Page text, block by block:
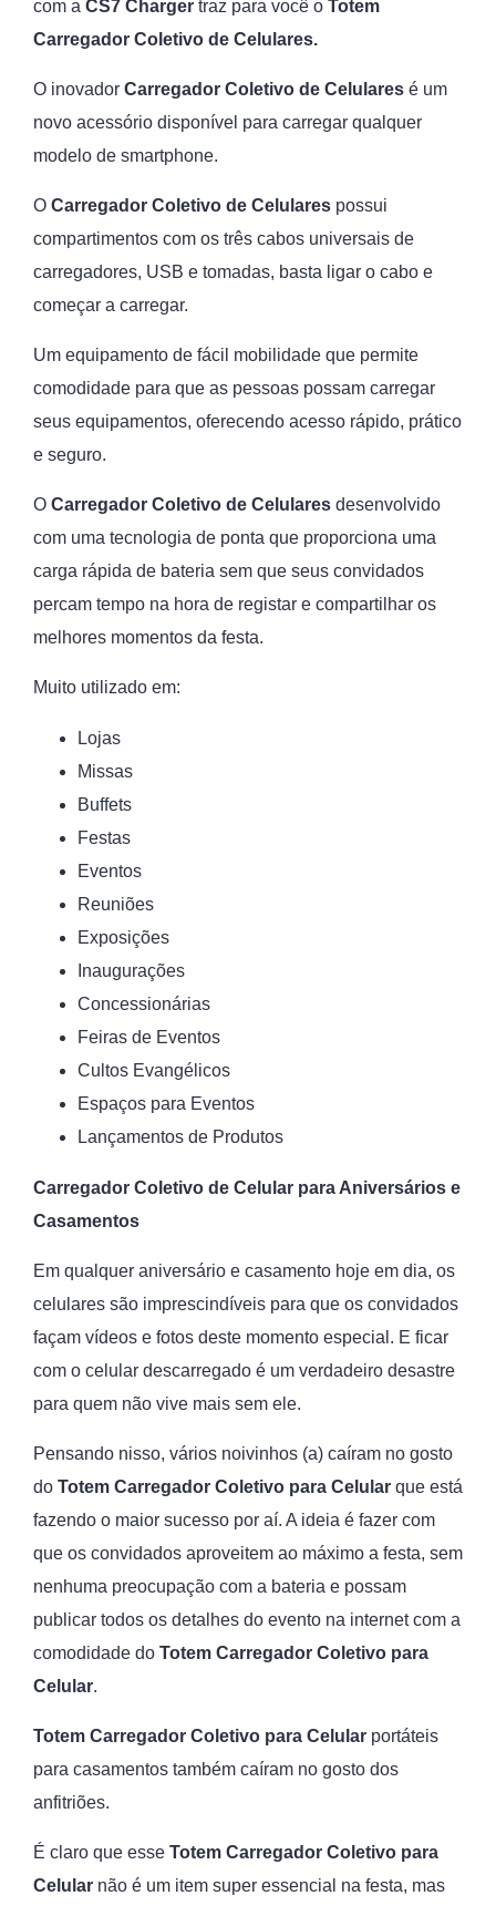
com a CS7 Charger traz para você o Totem
Carregador Coletivo de Celulares.
O inovador Carregador Coletivo de Celulares é um
novo acessório disponível para carregar qualquer
modelo de smartphone.
O Carregador Coletivo de Celulares possui
compartimentos com os três cabos universais de
carregadores, USB e tomadas, basta ligar o cabo e
começar a carregar.
Um equipamento de fácil mobilidade que permite
comodidade para que as pessoas possam carregar
seus equipamentos, oferecendo acesso rápido, prático
e seguro.
O Carregador Coletivo de Celulares desenvolvido
com uma tecnologia de ponta que proporciona uma
carga rápida de bateria sem que seus convidados
percam tempo na hora de registar e compartilhar os
melhores momentos da festa.
Muito utilizado em:
Lojas
Missas
Buffets
Festas
Eventos
Reuniões
Exposições
Inaugurações
Concessionárias
Feiras de Eventos
Cultos Evangélicos
Espaços para Eventos
Lançamentos de Produtos
Carregador Coletivo de Celular para Aniversários e
Casamentos
Em qualquer aniversário e casamento hoje em dia, os
celulares são imprescindíveis para que os convidados
façam vídeos e fotos deste momento especial. E ficar
com o celular descarregado é um verdadeiro desastre
para quem não vive mais sem ele.
Pensando nisso, vários noivinhos (a) caíram no gosto
do Totem Carregador Coletivo para Celular que está
fazendo o maior sucesso por aí. A ideia é fazer com
que os convidados aproveitem ao máximo a festa, sem
nenhuma preocupação com a bateria e possam
publicar todos os detalhes do evento na internet com a
comodidade do Totem Carregador Coletivo para
Celular.
Totem Carregador Coletivo para Celular portáteis
para casamentos também caíram no gosto dos
anfitriões.
É claro que esse Totem Carregador Coletivo para
Celular não é um item super essencial na festa, mas